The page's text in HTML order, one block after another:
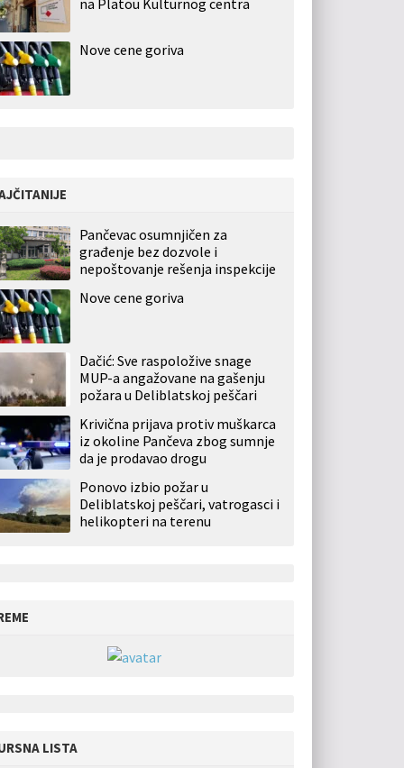
na Platou Kulturnog centra
Nove cene goriva
Pančevac osumnjičen za
građenje bez dozvole i
nepoštovanje rešenja inspekcije
Nove cene goriva
Dačić: Sve raspoložive snage
MUP-a angažovane na gašenju
požara u Deliblatskoj peščari
Krivična prijava protiv muškarca
iz okoline Pančeva zbog sumnje
da je prodavao drogu
Ponovo izbio požar u
Deliblatskoj peščari, vatrogasci i
helikopteri na terenu
LISTA